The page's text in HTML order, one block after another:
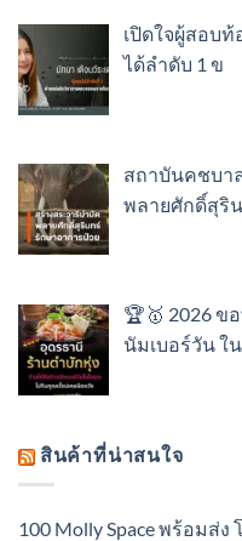
เปิดใจผู้สอบ
ได้ลำดับ 1 ข
สถาบันคชบา
พลายศักดิ์สุริ
🏆🥇 2026 ข
นัมเบอร์วัน ใ
สินค้าที่น่าสนใจ
100 Molly Space พร้อมส่ง